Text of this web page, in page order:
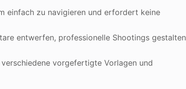
einfach zu navigieren und erfordert keine
entwerfen, professionelle Shootings gestalten
vorgefertigte Vorlagen und